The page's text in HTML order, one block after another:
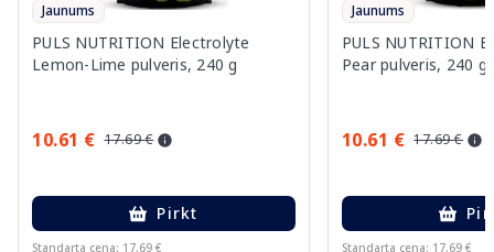
Jaunums
PULS NUTRITION Electrolyte
Lemon-Lime pulveris, 240 g
10.61 € 17.69 €
Pirkt
Standarta cena: 17.69 €
Jaunums
PULS NUTRITION
Pear pulveris, 240 g
10.61 € 17.69 €
Standarta cena: 17.69 €